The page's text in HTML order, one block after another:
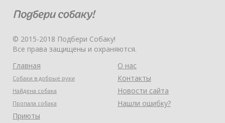
© 2015-2018 Подбери Собаку!
Все права защищены и охраняются.
Главная
Собаки в добрые руки
Найдена собака
Пропала собака
Приюты
О нас
Контакты
Новости сайта
Нашли ошибку?